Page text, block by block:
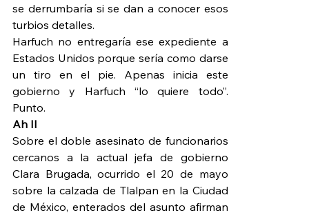
se derrumbaría si se dan a conocer esos
turbios detalles.
Harfuch no entregaría ese expediente a
Estados Unidos porque sería como darse
un tiro en el pie. Apenas inicia este
gobierno y Harfuch “lo quiere todo”.
Punto.
Ah II
Sobre el doble asesinato de funcionarios
cercanos a la actual jefa de gobierno
Clara Brugada, ocurrido el 20 de mayo
sobre la calzada de Tlalpan en la Ciudad
de México, enterados del asunto afirman